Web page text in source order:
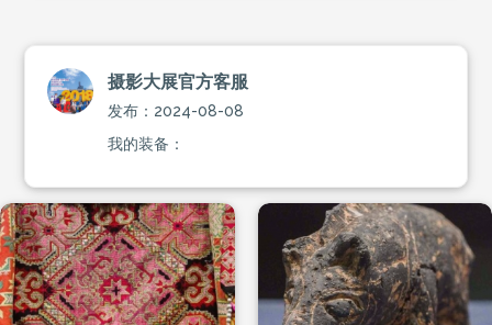
摄影大展官方客服
发布：2024-08-08
我的装备：